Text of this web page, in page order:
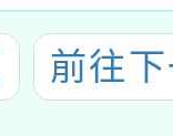
前往